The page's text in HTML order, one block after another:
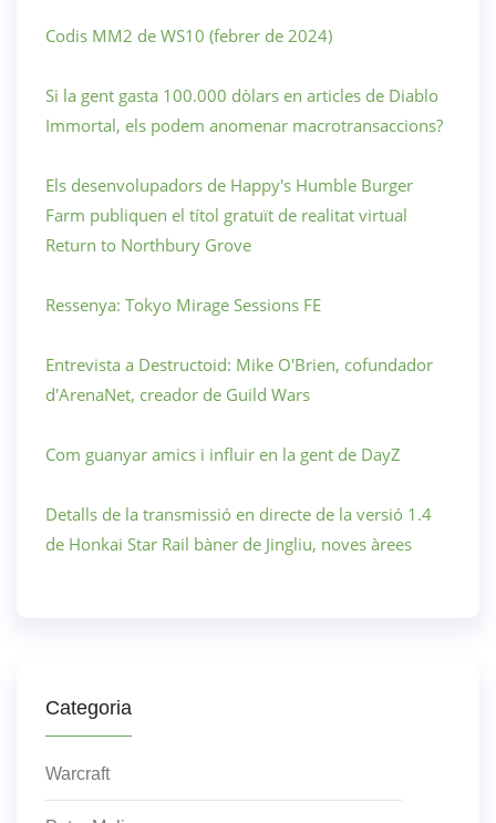
Codis MM2 de WS10 (febrer de 2024)
Si la gent gasta 100.000 dòlars en articles de Diablo
Immortal, els podem anomenar macrotransaccions?
Els desenvolupadors de Happy's Humble Burger
Farm publiquen el títol gratuït de realitat virtual
Return to Northbury Grove
Ressenya: Tokyo Mirage Sessions FE
Entrevista a Destructoid: Mike O'Brien, cofundador
d'ArenaNet, creador de Guild Wars
Com guanyar amics i influir en la gent de DayZ
Detalls de la transmissió en directe de la versió 1.4
de Honkai Star Rail bàner de Jingliu, noves àrees
Categoria
Warcraft